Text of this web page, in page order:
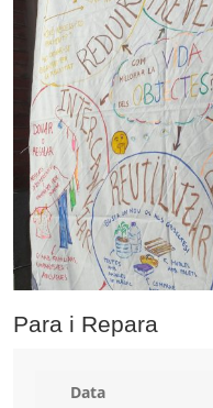
Para i Repara
Data